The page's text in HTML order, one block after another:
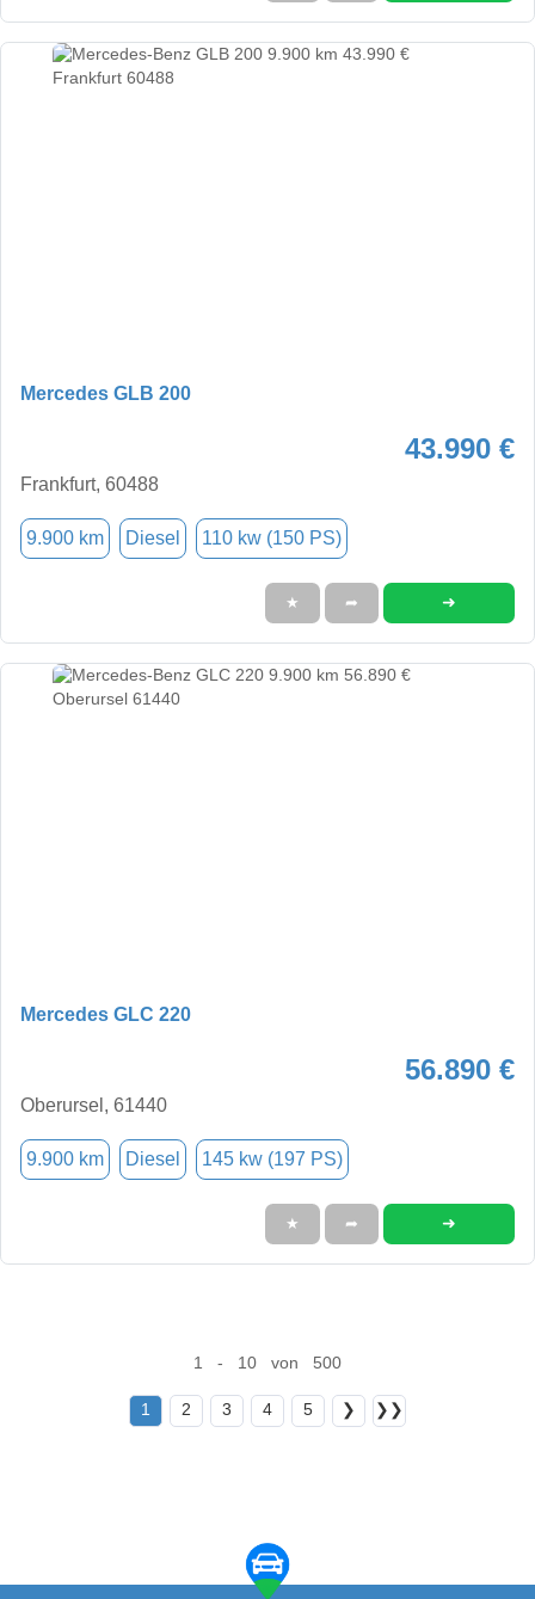
Mercedes GLB 200
43.990 €
Frankfurt, 60488
9.900 km Diesel 110 kw (150 PS)
★ ➦ ➜
Mercedes GLC 220
56.890 €
Oberursel, 61440
9.900 km Diesel 145 kw (197 PS)
★ ➦ ➜
1 - 10 von 500
1 2 3 4 5 ❯ ❯❯